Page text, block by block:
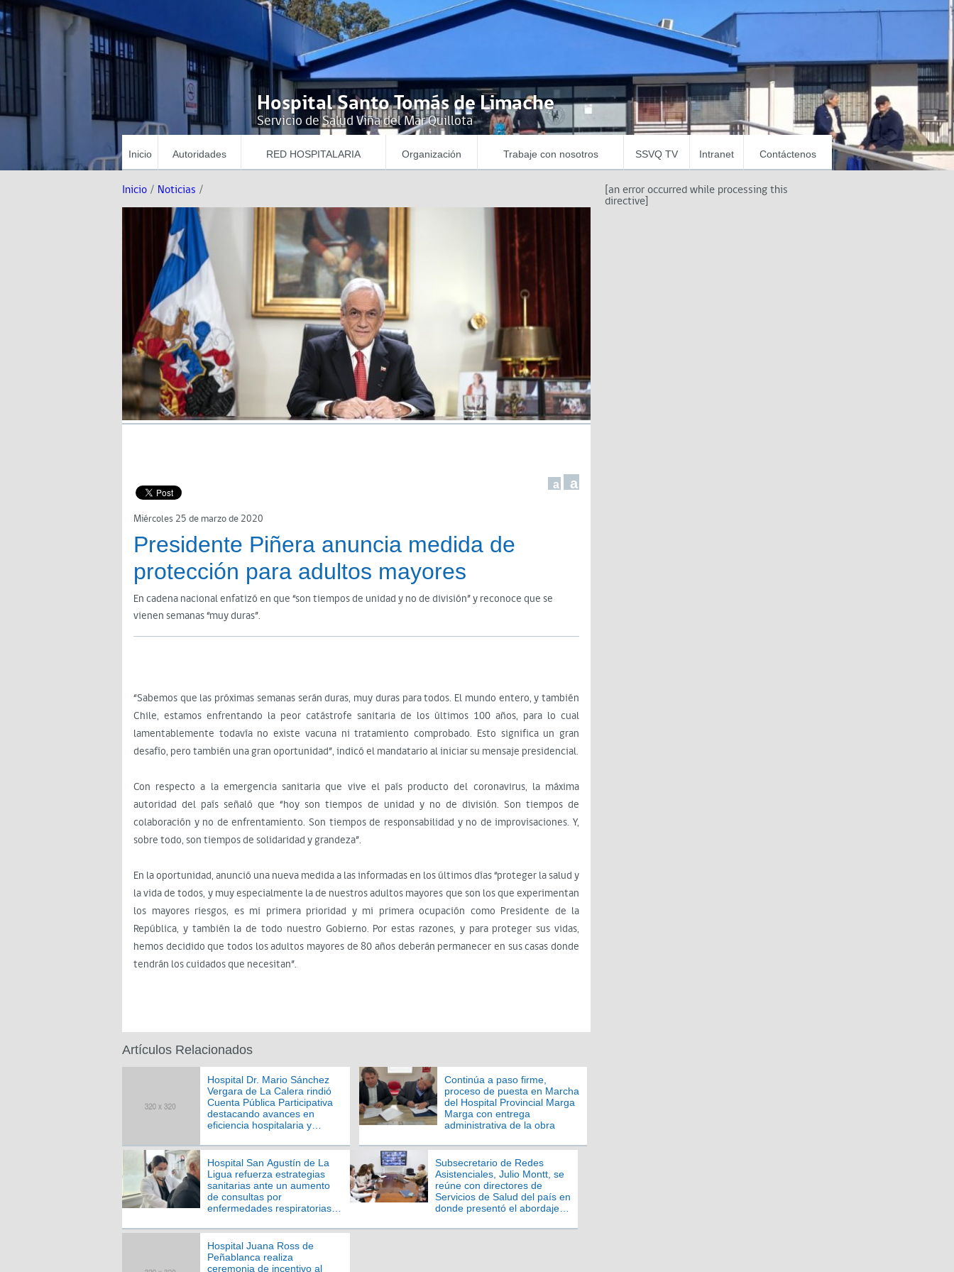
Hospital Santo Tomás de Limache
Servicio de Salud Viña del Mar Quillota
Inicio Autoridades RED HOSPITALARIA Organización Trabaje con nosotros SSVQ TV Intranet Contáctenos
Inicio / Noticias /
a a
Miércoles 25 de marzo de 2020
Presidente Piñera anuncia medida de
protección para adultos mayores
En cadena nacional enfatizó en que “son tiempos de unidad y no de división” y reconoce que se
vienen semanas “muy duras”.
“Sabemos que las próximas semanas serán duras, muy duras para todos. El mundo entero, y también
Chile, estamos enfrentando la peor catástrofe sanitaria de los últimos 100 años, para lo cual
lamentablemente todavía no existe vacuna ni tratamiento comprobado. Esto significa un gran
desafío, pero también una gran oportunidad”, indicó el mandatario al iniciar su mensaje presidencial.
Con respecto a la emergencia sanitaria que vive el país producto del coronavirus, la máxima
autoridad del país señaló que “hoy son tiempos de unidad y no de división. Son tiempos de
colaboración y no de enfrentamiento. Son tiempos de responsabilidad y no de improvisaciones. Y,
sobre todo, son tiempos de solidaridad y grandeza”.
En la oportunidad, anunció una nueva medida a las informadas en los últimos días “proteger la salud y
la vida de todos, y muy especialmente la de nuestros adultos mayores que son los que experimentan
los mayores riesgos, es mi primera prioridad y mi primera ocupación como Presidente de la
República, y también la de todo nuestro Gobierno. Por estas razones, y para proteger sus vidas,
hemos decidido que todos los adultos mayores de 80 años deberán permanecer en sus casas donde
tendrán los cuidados que necesitan”.
Artículos Relacionados
Hospital Dr. Mario Sánchez
Vergara de La Calera rindió
Cuenta Pública Participativa
destacando avances en
eficiencia hospitalaria y
Continúa a paso firme,
proceso de puesta en Marcha
del Hospital Provincial Marga
Marga con entrega
administrativa de la obra
Hospital San Agustín de La
Ligua refuerza estrategias
sanitarias ante un aumento
de consultas por
enfermedades respiratorias
Subsecretario de Redes
Asistenciales, Julio Montt, se
reúne con directores de
Servicios de Salud del país en
donde presentó el abordaje
Hospital Juana Ross de
Peñablanca realiza
ceremonia de incentivo al
[an error occurred while processing this
directive]